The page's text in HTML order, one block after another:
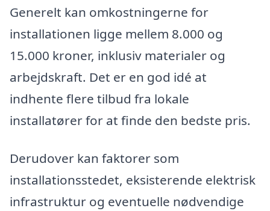
Generelt kan omkostningerne for
installationen ligge mellem 8.000 og
15.000 kroner, inklusiv materialer og
arbejdskraft. Det er en god idé at
indhente flere tilbud fra lokale
installatører for at finde den bedste pris.
Derudover kan faktorer som
installationsstedet, eksisterende elektrisk
infrastruktur og eventuelle nødvendige